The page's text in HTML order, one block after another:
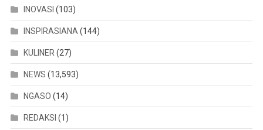
INOVASI (103)
INSPIRASIANA (144)
KULINER (27)
NEWS (13,593)
NGASO (14)
REDAKSI (1)